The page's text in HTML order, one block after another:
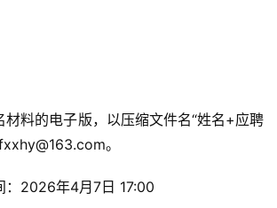
材料的电子版，以压缩文件名“姓名+应聘
。
：2026年4月7日 17:00